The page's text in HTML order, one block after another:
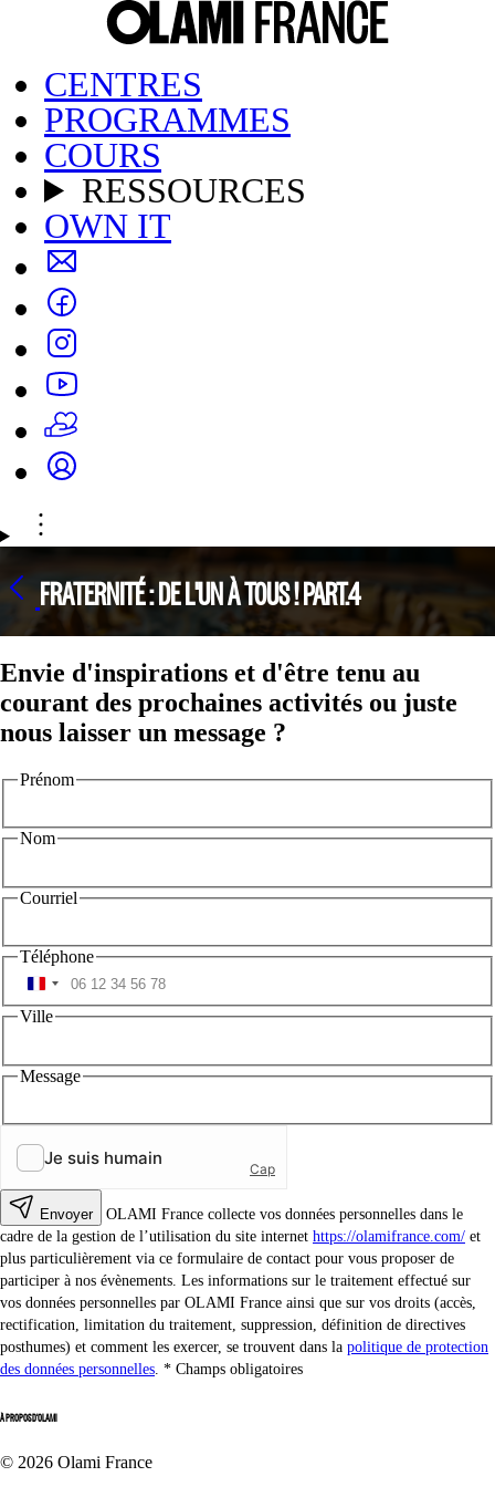
CENTRES
PROGRAMMES
COURS
RESSOURCES
OWN IT
FRATERNITÉ : DE L'UN À TOUS ! PART.4
Envie d'inspirations et d'être tenu au
courant des prochaines activités ou juste
nous laisser un message ?
Prénom
Nom
Courriel
Téléphone
Ville
Message
Envoyer
OLAMI France collecte vos données personnelles dans le
cadre de la gestion de l’utilisation du site internet https://olamifrance.com/ et
plus particulièrement via ce formulaire de contact pour vous proposer de
participer à nos évènements. Les informations sur le traitement effectué sur
vos données personnelles par OLAMI France ainsi que sur vos droits (accès,
rectification, limitation du traitement, suppression, définition de directives
posthumes) et comment les exercer, se trouvent dans la politique de protection
des données personnelles. Champs obligatoires
À PROPOS D'OLAMI
© 2026 Olami France